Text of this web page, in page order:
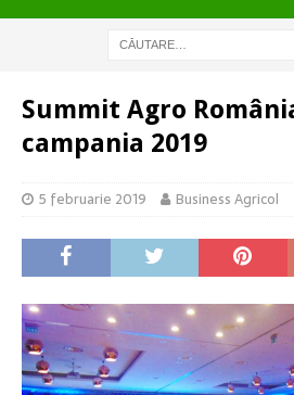
Summit Agro
campania 2019
5 februarie 2019 Business Agricol